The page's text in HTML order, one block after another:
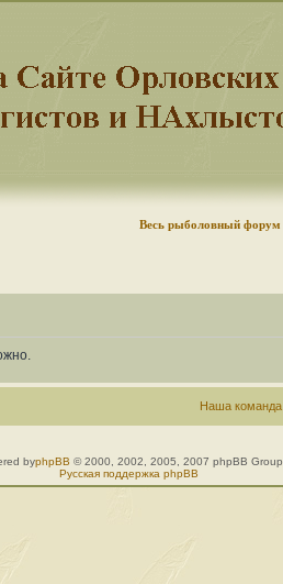
Весь рыболовный форум
Наша команда
byphpBB © 2000, 2002, 2005, 2007 phpBB Group
Русская поддержка phpBB